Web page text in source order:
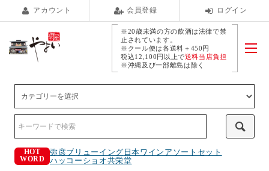
アカウント 会員登録 ログイン
※20歳未満の方の飲酒は法律で禁
止されています。
※クール便は各送料＋450円
税込12,100円以上で送料当店負担
※沖縄及び一部離島は除く
HOT
WORD
弥彦ブリューイング 日本ワインアソートセット
ハッコーショオ共栄堂